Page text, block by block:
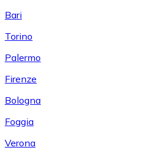
Bari
Torino
Palermo
Firenze
Bologna
Foggia
Verona